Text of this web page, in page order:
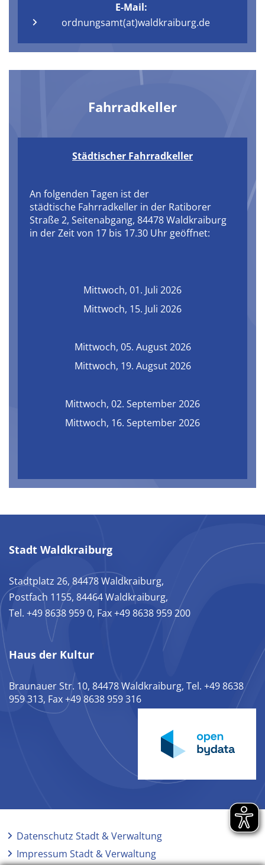
E-Mail:
ordnungsamt(at)waldkraiburg.de
Fahrradkeller
Städtischer Fahrradkeller
An folgenden Tagen ist der
städtische Fahrradkeller in der Ratiborer
Straße 2, Seitenabgang, 84478 Waldkraiburg
in der Zeit von 17 bis 17.30 Uhr geöffnet:
Mittwoch, 01. Juli 2026
Mittwoch, 15. Juli 2026
Mittwoch, 05. August 2026
Mittwoch, 19. Augsut 2026
Mittwoch, 02. September 2026
Mittwoch, 16. September 2026
Stadt Waldkraiburg
Stadtplatz 26, 84478 Waldkraiburg,
Postfach 1155, 84464 Waldkraiburg,
Tel. +49 8638 959 0, Fax +49 8638 959 200
Haus der Kultur
Braunauer Str. 10, 84478 Waldkraiburg, Tel. +49 8638
959 313, Fax +49 8638 959 316
Datenschutz Stadt & Verwaltung
Impressum Stadt & Verwaltung